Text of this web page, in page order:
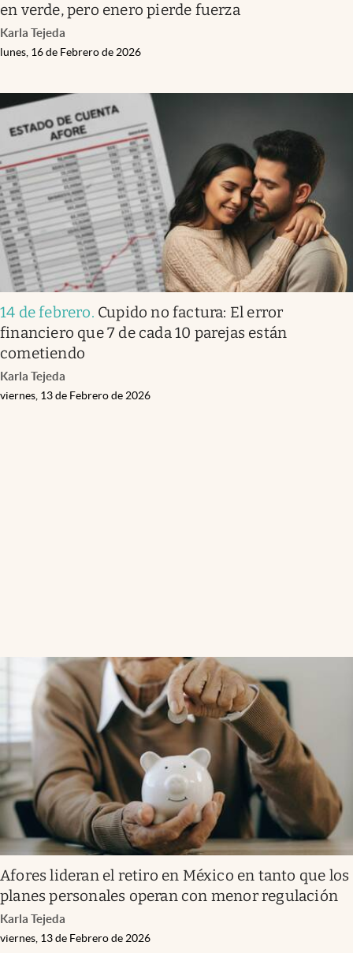
en verde, pero enero pierde fuerza
Karla Tejeda
lunes, 16 de Febrero de 2026
14 de febrero. Cupido no factura: El error
financiero que 7 de cada 10 parejas están
cometiendo
Karla Tejeda
viernes, 13 de Febrero de 2026
Afores lideran el retiro en México en tanto que los
planes personales operan con menor regulación
Karla Tejeda
viernes, 13 de Febrero de 2026